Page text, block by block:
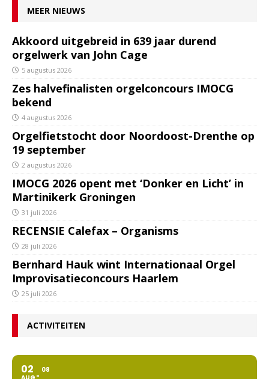
MEER NIEUWS
Akkoord uitgebreid in 639 jaar durend
orgelwerk van John Cage
5 augustus 2026
Zes halvefinalisten orgelconcours IMOCG
bekend
4 augustus 2026
Orgelfietstocht door Noordoost-Drenthe op
19 september
2 augustus 2026
IMOCG 2026 opent met ‘Donker en Licht’ in
Martinikerk Groningen
31 juli 2026
RECENSIE Calefax – Organisms
28 juli 2026
Bernhard Hauk wint Internationaal Orgel
Improvisatieconcours Haarlem
25 juli 2026
ACTIVITEITEN
02 08